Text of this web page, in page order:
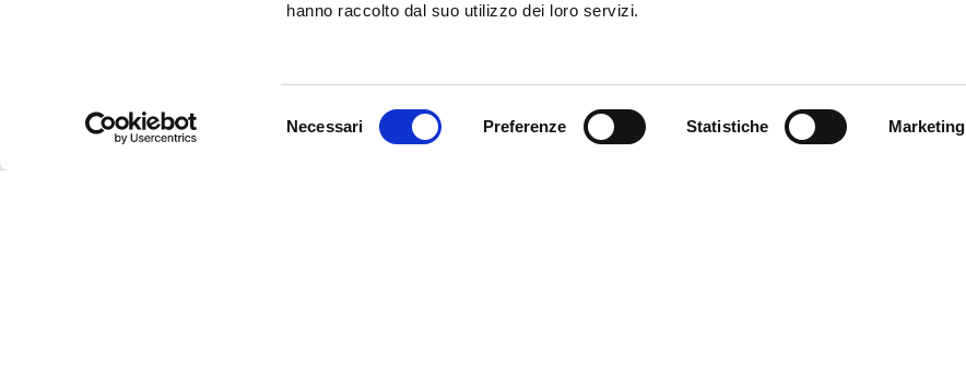
hanno raccolto dal suo utilizzo dei loro servizi.
Necessari Preferenze Statistiche Marketing